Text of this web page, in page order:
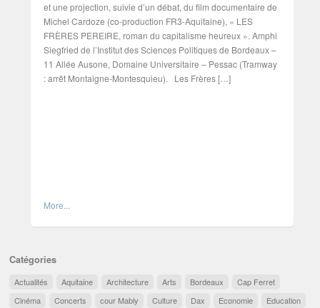
et une projection, suivie d’un débat, du film documentaire de
Michel Cardoze (co-production FR3-Aquitaine), « LES
FRÈRES PEREIRE, roman du capitalisme heureux ». Amphi
Siegfried de l’Institut des Sciences Politiques de Bordeaux –
11 Allée Ausone, Domaine Universitaire – Pessac (Tramway
: arrêt Montaigne-Montesquieu). Les Frères […]
More...
Catégories
Actualités Aquitaine Architecture Arts Bordeaux
Cap Ferret
Cinéma
Concerts cour Mably Culture Dax Economie
Education